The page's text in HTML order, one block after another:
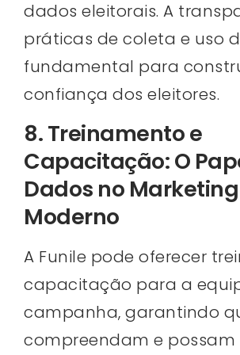
dados eleitorais. A
práticas de coleta e uso
fundamental para
confiança dos eleitores.
8. Treinamento e
Capacitação: O
Dados no
Moderno
A Funile pode oferecer
capacitação para a
campanha, garantindo
compreendam e possam